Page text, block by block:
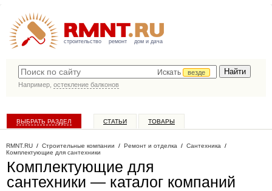
строительство ремонт дом и дача
Искать
везде
Например, остекление балконов
ВЫБРАТЬ РАЗДЕЛ СТАТЬИ ТОВАРЫ
RMNT.RU / Строительные компании / Ремонт и отделка / Сантехника /
Комплектующие для сантехники
Комплектующие для
сантехники — каталог компаний